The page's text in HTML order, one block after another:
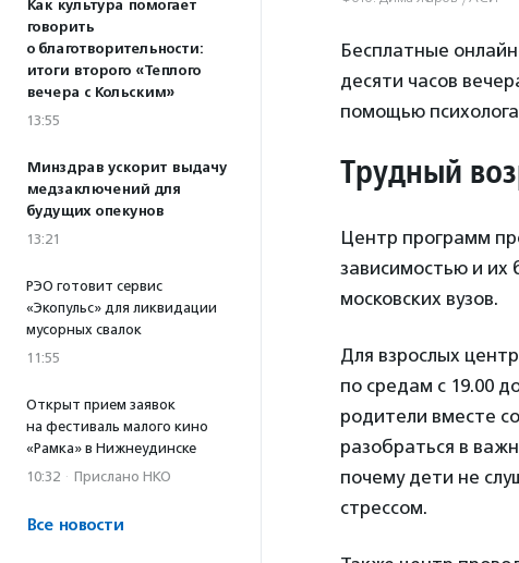
Как культура помогает
говорить
о благотворительности:
итоги второго «Теплого
вечера с Кольским»
13:55
Минздрав ускорит выдачу
медзаключений для
будущих опекунов
13:21
РЭО готовит сервис
«Экопульс» для ликвидации
мусорных свалок
11:55
Открыт прием заявок
на фестиваль малого кино
«Рамка» в Нижнеудинске
10:32 · Прислано НКО
Все новости
Бесплатные
десяти часов
помощью
Трудный
Центр программ
зависимостью и их
московских вузов.
Для взрослых
по средам с 19.00
родители вместе
разобраться в
почему дети не
стрессом.